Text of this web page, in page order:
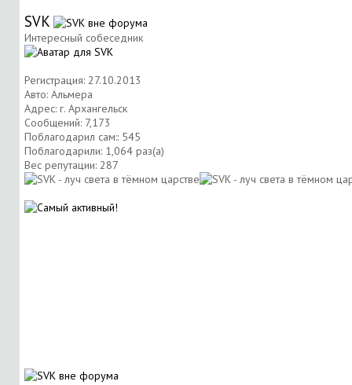
SVK
Интересный собеседник
Регистрация: 27.10.2013
Авто: Альмера
Адрес: г. Архангельск
Сообщений: 7,173
Поблагодарил сам:: 545
Поблагодарили: 1,064 раз(а)
Вес репутации: 287